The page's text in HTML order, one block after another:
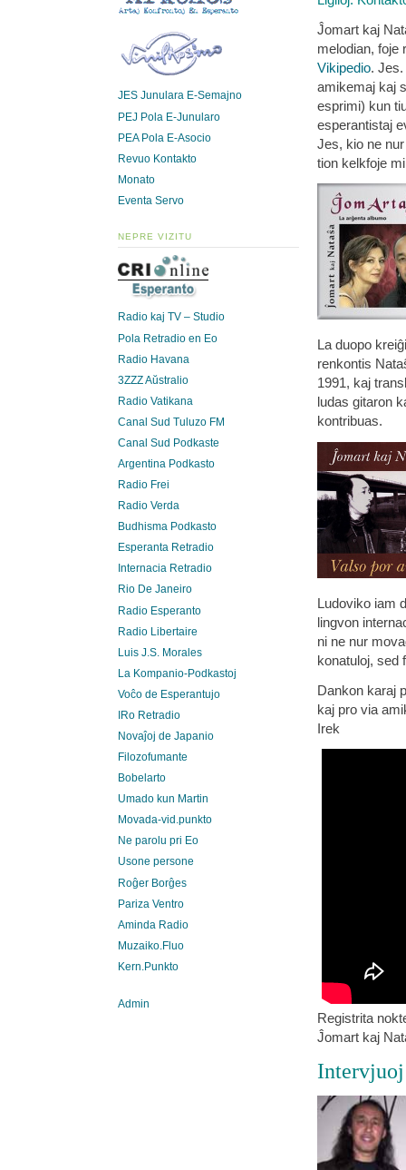
Ĵomart kaj
melodian,
Vikipedio.
amikemaj kaj
esprimi) kun
esperantistaj
Jes, kio ne
tion kelkfoje
La duopo
renkontis
1991, kaj
ludas gitaron
kontribuas.
Ludoviko iam
lingvon
ni ne nur
konatuloj, sed
Dankon karaj
kaj pro via
Irek
Registrita
Ĵomart kaj
Intervjuoj
JES Junulara E-Semajno
PEJ Pola E-Junularo
PEA Pola E-Asocio
Revuo Kontakto
Monato
Eventa Servo
NEPRE VIZITU
Radio kaj TV – Studio
Pola Retradio en Eo
Radio Havana
3ZZZ Aŭstralio
Radio Vatikana
Canal Sud Tuluzo FM
Canal Sud Podkaste
Argentina Podkasto
Radio Frei
Radio Verda
Budhisma Podkasto
Esperanta Retradio
Internacia Retradio
Rio De Janeiro
Radio Esperanto
Radio Libertaire
Luis J.S. Morales
La Kompanio-Podkastoj
Voĉo de Esperantujo
IRo Retradio
Novaĵoj de Japanio
Filozofumante
Bobelarto
Umado kun Martin
Movada-vid.punkto
Ne parolu pri Eo
Usone persone
Roĝer Borĝes
Pariza Ventro
Aminda Radio
Muzaiko.Fluo
Kern.Punkto
Admin